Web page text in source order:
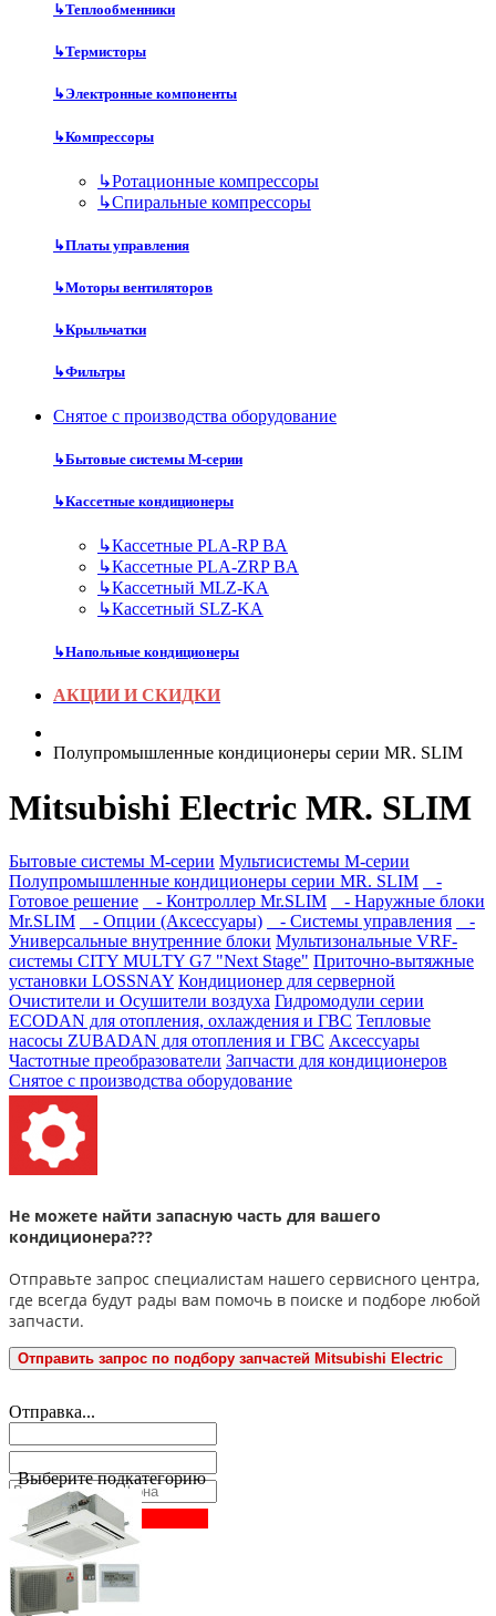
↳Теплообменники
↳Термисторы
↳Электронные компоненты
↳Компрессоры
↳Ротационные компрессоры
↳Спиральные компрессоры
↳Платы управления
↳Моторы вентиляторов
↳Крыльчатки
↳Фильтры
Снятое с производства оборудование
↳Бытовые системы M-серии
↳Кассетные кондиционеры
↳Кассетные PLA-RP BA
↳Кассетные PLA-ZRP BA
↳Кассетный MLZ-KA
↳Кассетный SLZ-KA
↳Напольные кондиционеры
АКЦИИ И СКИДКИ
Полупромышленные кондиционеры серии MR. SLIM
Mitsubishi Electric MR. SLIM
Бытовые системы M-серии Мультисистемы M-серии
Полупромышленные кондиционеры серии MR. SLIM
-
Готовое решение
- Контроллер Mr.SLIM
- Наружные блоки
Mr.SLIM
- Опции (Аксессуары) - Системы управления
-
Универсальные внутренние блоки Мультизональные VRF-
системы CITY MULTY G7 "Next Stage" Приточно-вытяжные
установки LOSSNAY Кондиционер для серверной
Очистители и Осушители воздуха Гидромодули серии
ECODAN для отопления, охлаждения и ГВС Тепловые
насосы ZUBADAN для отопления и ГВС Аксесcуары
Частотные преобразователи Запчасти для кондиционеров
Снятое с производства оборудование
Не можете найти запасную часть для вашего
кондиционера???
Отправьте запрос специалистам нашего сервисного центра,
где всегда будут рады вам помочь в поиске и подборе любой
запчасти.
Отправить запрос по подбору запчастей Mitsubishi Electric
Отправка...
Заказать звонок
Нажимая
на
кнопку
«заказать
Выберите подкатегорию